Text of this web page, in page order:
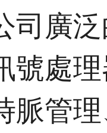
司廣
號處
脈管